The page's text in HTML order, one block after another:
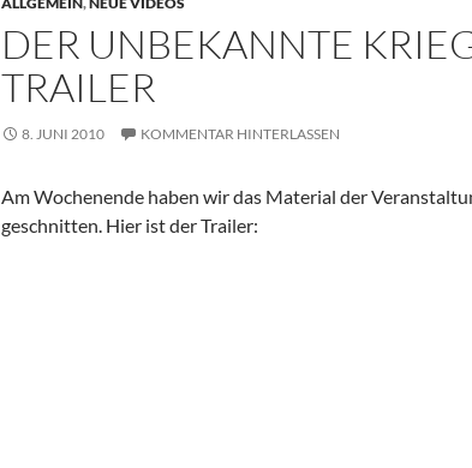
DER UNBEKANNTE
TRAILER
8. JUNI 2010 KOMMENTAR HINTERLASSEN
Am Wochenende haben wir das Material der
geschnitten. Hier ist der Trailer: